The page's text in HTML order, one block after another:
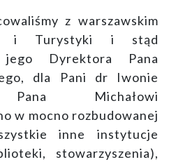
z warszawskim
i Turystyki i stąd
jego Dyrektora Pana
dla Pani dr Iwonie
Michałowi
w mocno rozbudowanej
inne instytucje
stowarzyszenia),